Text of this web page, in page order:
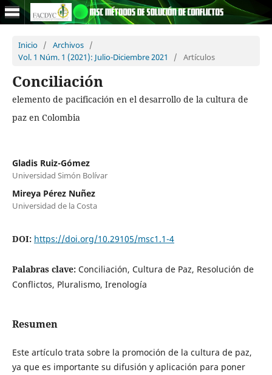
Inicio / Archivos /
Vol. 1 Núm. 1 (2021): Julio-Diciembre 2021
/ Artículos
Conciliación
elemento de pacificación en el desarrollo de la cultura de
paz en Colombia
Gladis Ruiz-Gómez
Universidad Simón Bolívar
Mireya Pérez Nuñez
Universidad de la Costa
DOI: https://doi.org/10.29105/msc1.1-4
Palabras clave: Conciliación, Cultura de Paz, Resolución de
Conflictos, Pluralismo, Irenología
Resumen
Este artículo trata sobre la promoción de la cultura de paz,
ya que es importante su difusión y aplicación para poner